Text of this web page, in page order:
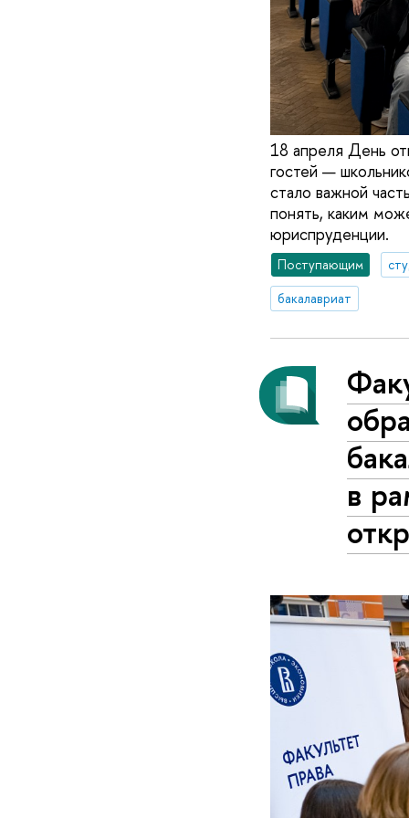
18 апреля День
гостей —
стало важной
понять, каким
юриспруденции.
Поступающим
бакалавриат
в